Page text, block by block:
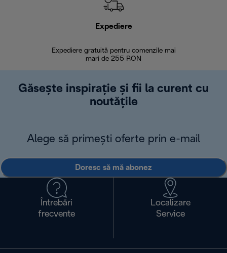
Expediere
Expediere gratuită pentru comenzile mai
mari de 255 RON
Găsește inspirație și fii la curent cu
noutățile
Alege să primești oferte prin e-mail
Doresc să mă abonez
Întrebări
frecvente
Localizare
Service